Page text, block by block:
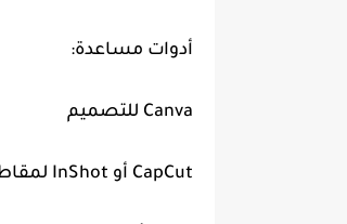
أدوات مساعدة:
Canva للتصميم
CapCut أو InShot لمقاطع الفيديو القصيرة